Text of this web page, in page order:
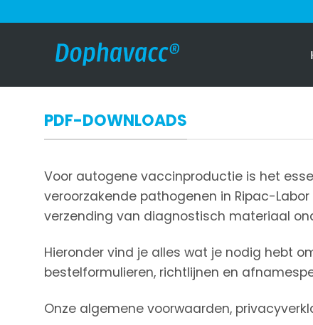
PDF-DOWNLOADS
Voor autogene vaccinproductie is het
veroorzakende pathogenen in Ripac-
verzending van diagnostisch materiaal
Hieronder vind je alles wat je nodig hebt
bestelformulieren, richtlijnen en
Onze algemene voorwaarden,